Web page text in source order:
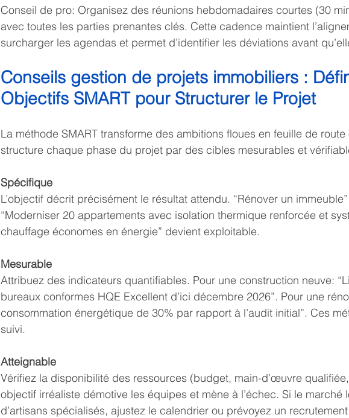
Conseil de pro: Organisez des réunions hebdomadaires courtes (30
avec toutes les parties prenantes clés. Cette cadence maintient
surcharger les agendas et permet d’identifier les déviations avant
Conseils gestion de projets immobiliers :
Objectifs SMART pour Structurer le Projet
La méthode SMART transforme des ambitions floues en feuille de
structure chaque phase du projet par des cibles mesurables et
Spécifique
L’objectif décrit précisément le résultat attendu. “Rénover un
“Moderniser 20 appartements avec isolation thermique renforcée et
chauffage économes en énergie” devient exploitable.
Mesurable
Attribuez des indicateurs quantifiables. Pour une construction neuve:
bureaux conformes HQE Excellent d’ici décembre 2026”. Pour une
consommation énergétique de 30% par rapport à l’audit initial”. Ces
suivi.
Atteignable
Vérifiez la disponibilité des ressources (budget, main-d’œuvre
objectif irréaliste démotive les équipes et mène à l’échec. Si le marché
d’artisans spécialisés, ajustez le calendrier ou prévoyez un